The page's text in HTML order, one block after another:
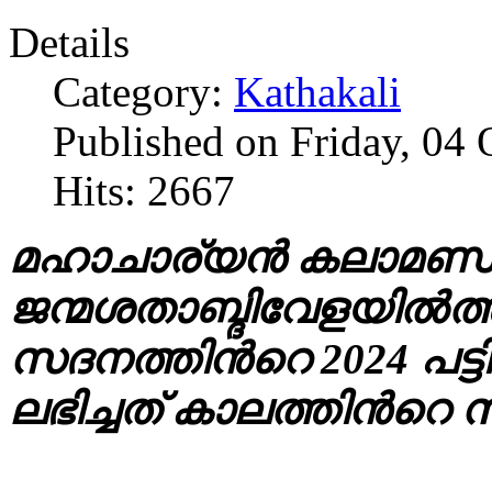
Details
Category: Kathakali
Published on Friday, 04
Hits: 2667
മഹാചാര്യൻ
സദനത്തിൻറെ 2024
ലഭിച്ചത് കാലത്തിൻറെ